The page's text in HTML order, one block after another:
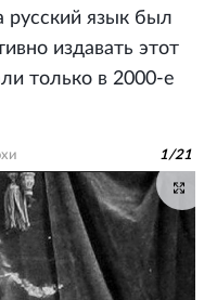
русский язык был
издавать этот
только в 2000-е
1/21